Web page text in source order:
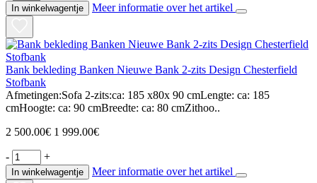
In winkelwagentje Meer informatie over het artikel
Bank bekleding Banken Nieuwe Bank 2-zits Design Chesterfield
Stofbank
Afmetingen:Sofa 2-zits:ca: 185 x80x 90 cmLengte: ca: 185
cmHoogte: ca: 90 cmBreedte: ca: 80 cmZithoo..
2 500.00€ 1 999.00€
- +
In winkelwagentje Meer informatie over het artikel